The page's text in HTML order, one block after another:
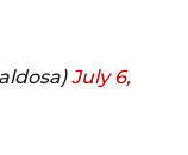
July 6,